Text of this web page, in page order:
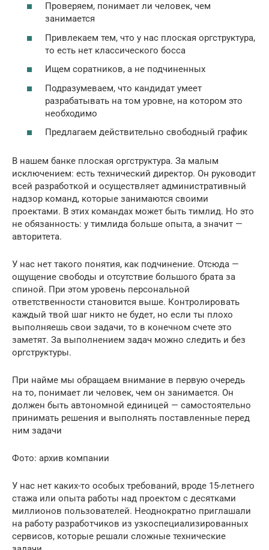
Проверяем, понимает ли человек, чем
занимается
Привлекаем тем, что у нас плоская оргструктура,
то есть нет классического босса
Ищем соратников, а не подчиненных
Подразумеваем, что кандидат умеет
разрабатывать на том уровне, на котором это
необходимо
Предлагаем действительно свободный график
В нашем банке плоская оргструктура. За малым
исключением: есть технический директор. Он руководит
всей разработкой и осуществляет административный
надзор команд, которые занимаются своими
проектами. В этих командах может быть тимлид. Но это
не обязанность: у тимлида больше опыта, а значит —
авторитета.
У нас нет такого понятия, как подчинение. Отсюда —
ощущение свободы и отсутствие большого брата за
спиной. При этом уровень персональной
ответственности становится выше. Контролировать
каждый твой шаг никто не будет, но если ты плохо
выполняешь свои задачи, то в конечном счете это
заметят. За выполнением задач можно следить и без
оргструктуры.
При найме мы обращаем внимание в первую очередь
на то, понимает ли человек, чем он занимается. Он
должен быть автономной единицей — самостоятельно
принимать решения и выполнять поставленные перед
ним задачи
Фото: архив компании
У нас нет каких-то особых требований, вроде 15-летнего
стажа или опыта работы над проектом с десятками
миллионов пользователей. Неоднократно приглашали
на работу разработчиков из узкоспециализированных
сервисов, которые решали сложные технические